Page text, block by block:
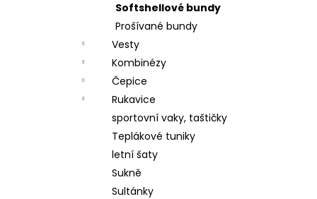
Softshellové bundy
Prošívané bundy
Vesty
Kombinézy
Čepice
Rukavice
sportovní vaky, taštičky
Teplákové tuniky
letní šaty
Sukně
Sultánky
ČEPICE S OHRNUTÝM LEMEM, KOŇAK
290 Kč